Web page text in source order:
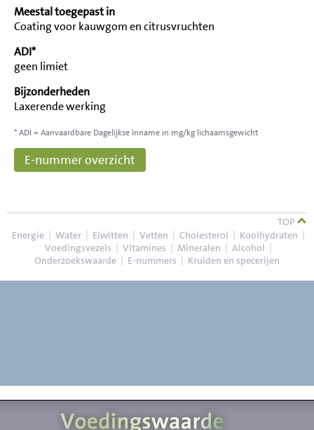
Meestal toegepast in
Coating voor kauwgom en citrusvruchten
ADI*
geen limiet
Bijzonderheden
Laxerende werking
* ADI = Aanvaardbare Dagelijkse Inname in mg/kg lichaamsgewicht
E-nummer overzicht
TOP
Energie | Water | Eiwitten | Vetten | Cholesterol | Koolhydraten |
Voedingsvezels | Vitamines | Mineralen | Alcohol |
Onderzoekswaarde | E-nummers | Kruiden en specerijen